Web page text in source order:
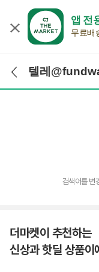
앱 전
무료배
검색어 입력
검색어를 변
더마켓이 추천하는
신상과 핫딜 상품이